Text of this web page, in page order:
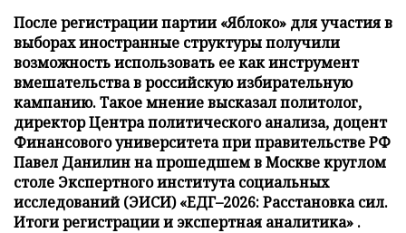
После регистрации партии «Яблоко» для участия в
выборах иностранные структуры получили
возможность использовать ее как инструмент
вмешательства в российскую избирательную
кампанию. Такое мнение высказал политолог,
директор Центра политического анализа, доцент
Финансового университета при правительстве РФ
Павел Данилин на прошедшем в Москве круглом
столе Экспертного института социальных
исследований (ЭИСИ) «ЕДГ–2026: Расстановка сил.
Итоги регистрации и экспертная аналитика» .